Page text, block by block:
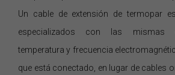
Un cable de extensión de termopar
especializados con las mismas
temperatura y frecuencia
que está conectado, en lugar de cables